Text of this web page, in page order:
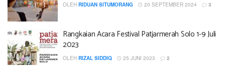
OLEH RIDUAN SITUMORANG 20 SEPTEMBER 2024 3
Rangkaian Acara Festival Patjarmerah Solo 1-9 Juli
2023
OLEH RIZAL SIDDIQ 25 JUNI 2023 2